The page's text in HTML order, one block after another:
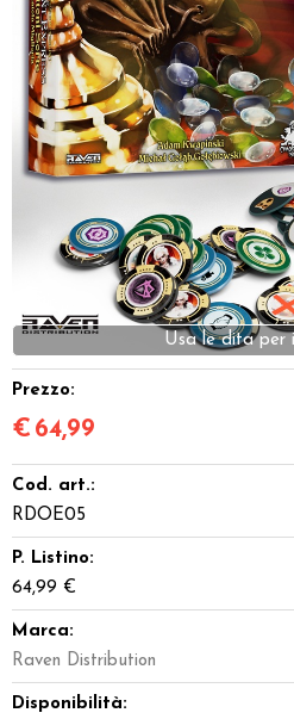
Giochi di Carte Collezionabili
Miniature
Dadi
Giocattoli e Gadget
Offerte del Dragone
Prezzo:
€ 64,99
Cod. art.:
RDOE05
P. Listino:
64,99 €
Marca:
Raven Distribution
Disponibilità: